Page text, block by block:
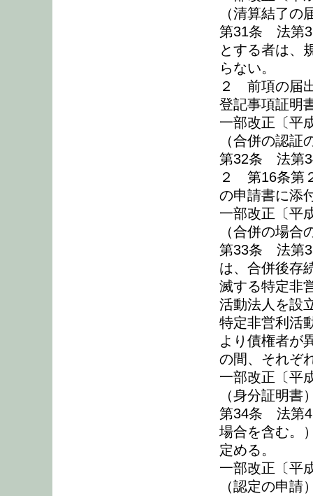
（清算結了の
第31条 法第
とする者は、
らない。
２ 前項の届
登記事項証明
一部改正〔平
（合併の認証
第32条 法第
２ 第16条第
の申請書に添
一部改正〔平
（合併の場合
第33条 法第
は、合併後存
滅する特定非
活動法人を設
特定非営利活
より債権者が
の間、それぞ
一部改正〔平
（身分証明書
第34条 法第
場合を含む。
定める。
一部改正〔平
（認定の申請